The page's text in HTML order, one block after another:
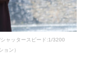
ャッタースピード:1/3200
ョン）